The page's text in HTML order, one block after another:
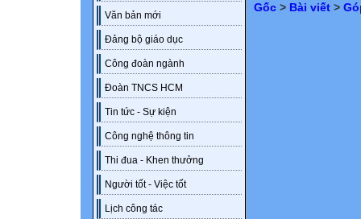
Văn bản mới
Đảng bộ giáo dục
Công đoàn ngành
Đoàn TNCS HCM
Tin tức - Sự kiện
Công nghệ thông tin
Thi đua - Khen thưởng
Người tốt - Việc tốt
Lịch công tác
Gốc > Bài viết >